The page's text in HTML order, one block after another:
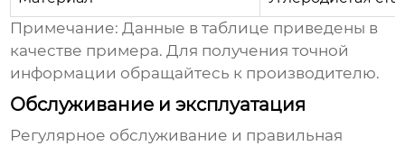
Примечание: Данные в таблице приведены в
качестве примера. Для получения точной
информации обращайтесь к производителю.
Обслуживание и эксплуатация
Регулярное обслуживание и правильная